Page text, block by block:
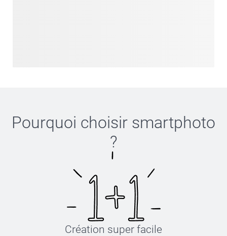
Pourquoi choisir smartphoto
?
Création super facile